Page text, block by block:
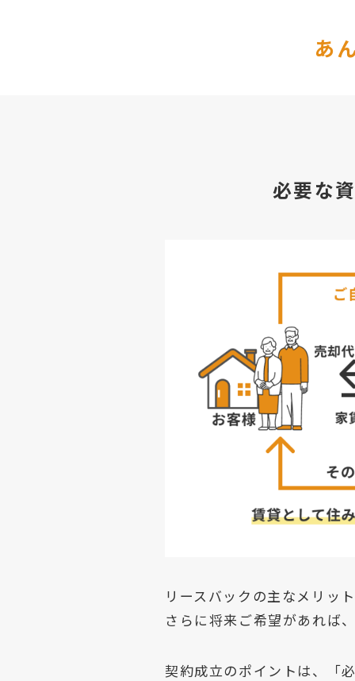
あ
必要な
リースバックの主なメリッ
さらに将来ご希望があれば
契約成立のポイントは、「